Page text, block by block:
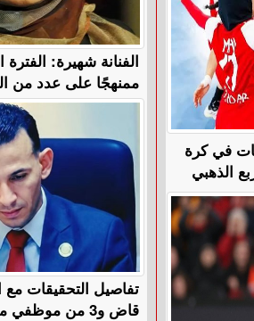
في كرة
الذهبي
الفنانة شهيرة:
ممنهجًا على عدد من
تفاصيل التحقيقات مع
قاض و3 من موظفي محكمة شمال القاهرة